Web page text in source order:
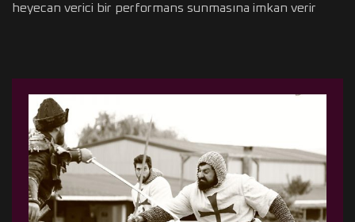
heyecan verici bir performans sunmasına imkan verir